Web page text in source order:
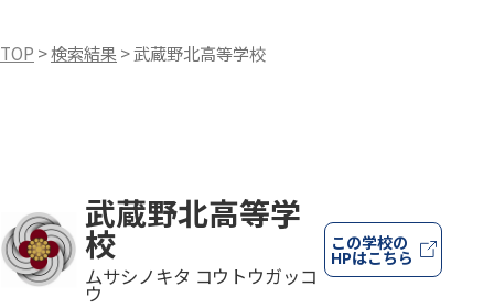
TOP >検索結果 >武蔵野北高等学校
武蔵野北高等学
校
ムサシノキタ コウトウガッコ
ウ
この学校の
HPはこちら